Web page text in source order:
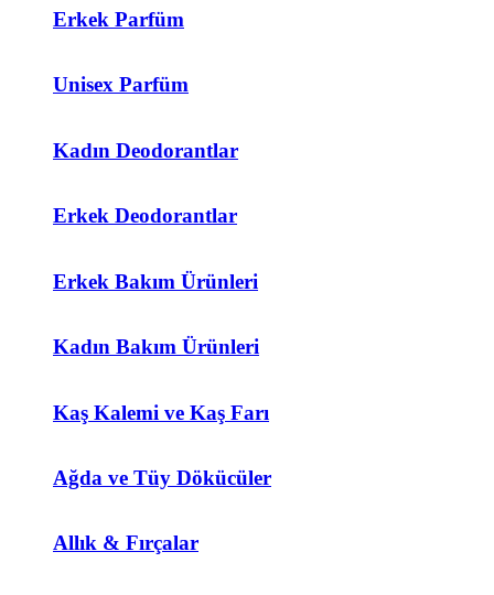
Erkek Parfüm
Unisex Parfüm
Kadın Deodorantlar
Erkek Deodorantlar
Erkek Bakım Ürünleri
Kadın Bakım Ürünleri
Kaş Kalemi ve Kaş Farı
Ağda ve Tüy Dökücüler
Allık & Fırçalar